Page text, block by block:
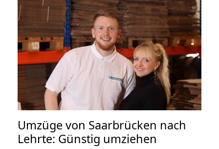
Umzüge von Saarbrücken nach
Lehrte: Günstig umziehen